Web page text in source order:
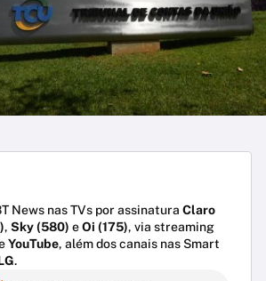
News nas TVs por assinatura Claro
, Sky (580) eOi (175), via streaming
YouTube, além dos canais nas Smart
.